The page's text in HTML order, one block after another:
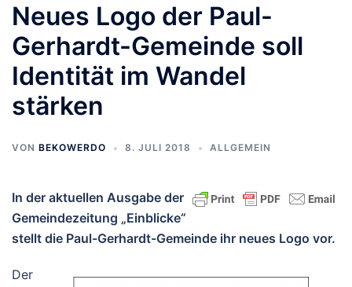
Neues Logo der Paul-
Gerhardt-Gemeinde soll
Identität im Wandel
stärken
VON BEKOWERDO 8. JULI 2018 ALLGEMEIN
In der aktuellen Ausgabe der
Gemeindezeitung „Einblicke“
stellt die Paul-Gerhardt-Gemeinde ihr neues Logo vor.
Der